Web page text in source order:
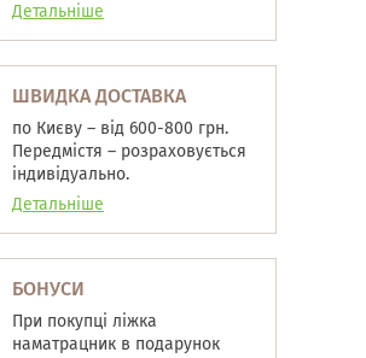
Детальніше
ШВИДКА ДОСТАВКА
по Києву – від 600-800 грн.
Передмістя – розраховується
індивідуально.
Детальніше
БОНУСИ
При покупці ліжка
наматрацник в подарунок